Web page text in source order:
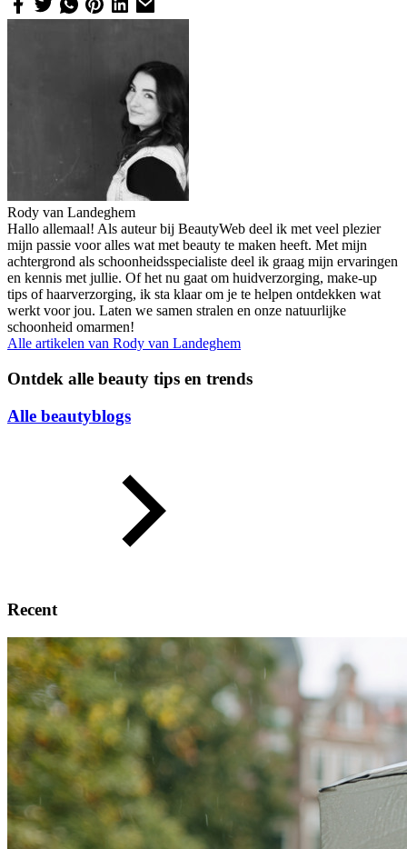
Rody van Landeghem
Hallo allemaal! Als auteur bij BeautyWeb deel ik met veel plezier
mijn passie voor alles wat met beauty te maken heeft. Met mijn
achtergrond als schoonheidsspecialiste deel ik graag mijn ervaringen
en kennis met jullie. Of het nu gaat om huidverzorging, make-up
tips of haarverzorging, ik sta klaar om je te helpen ontdekken wat
werkt voor jou. Laten we samen stralen en onze natuurlijke
schoonheid omarmen!
Alle artikelen van Rody van Landeghem
Ontdek alle beauty tips en trends
Alle beautyblogs
Recent